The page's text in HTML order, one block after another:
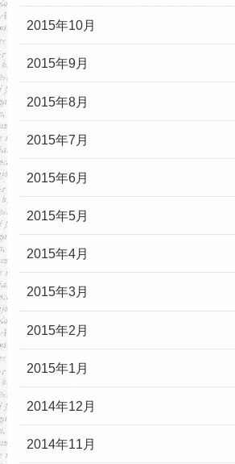
2015年10月
2015年9月
2015年8月
2015年7月
2015年6月
2015年5月
2015年4月
2015年3月
2015年2月
2015年1月
2014年12月
2014年11月